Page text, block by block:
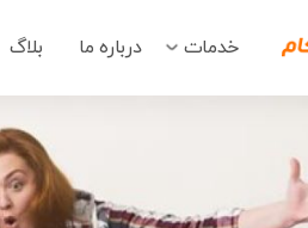
خدمات درباره ما بلاگ